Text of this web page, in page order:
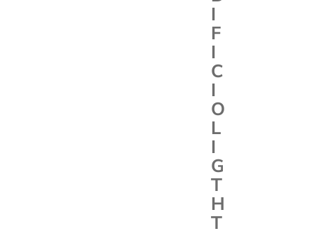
I
F
I
C
I
O
L
I
G
T
H
T